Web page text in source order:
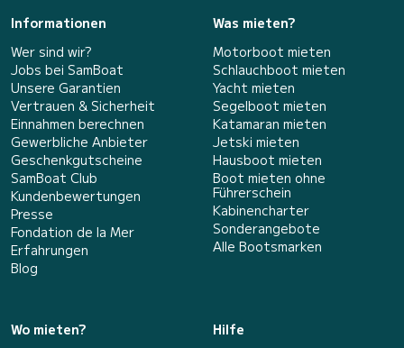
Informationen
Wer sind wir?
Jobs bei SamBoat
Unsere Garantien
Vertrauen & Sicherheit
Einnahmen berechnen
Gewerbliche Anbieter
Geschenkgutscheine
SamBoat Club
Kundenbewertungen
Presse
Fondation de la Mer
Erfahrungen
Blog
Was mieten?
Motorboot mieten
Schlauchboot mieten
Yacht mieten
Segelboot mieten
Katamaran mieten
Jetski mieten
Hausboot mieten
Boot mieten ohne
Führerschein
Kabinencharter
Sonderangebote
Alle Bootsmarken
Wo mieten?
Hilfe